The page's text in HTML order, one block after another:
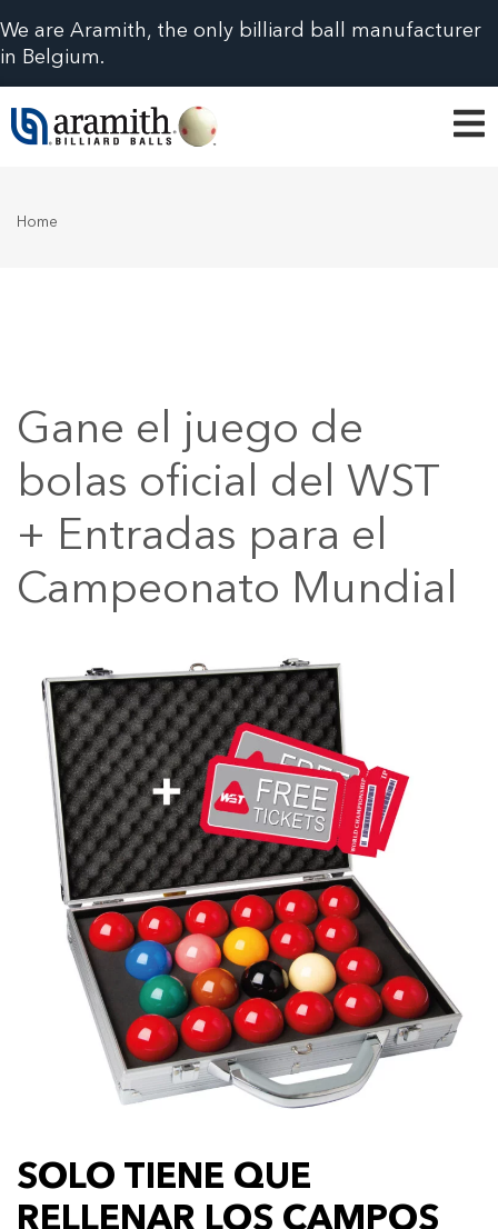
We are Aramith, the only billiard ball manufacturer
in Belgium.
Home
Gane el juego de
bolas oficial del WST
+ Entradas para el
Campeonato Mundial
SOLO TIENE QUE
RELLENAR LOS CAMPOS